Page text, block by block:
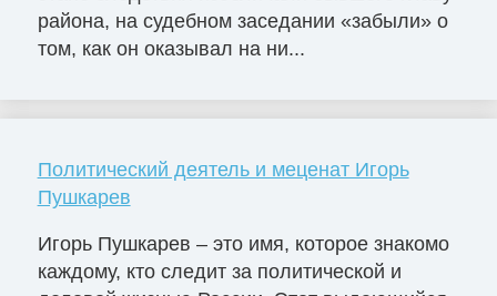
района, на судебном заседании «забыли» о
том, как он оказывал на ни...
Политический деятель и меценат Игорь
Пушкарев
Игорь Пушкарев – это имя, которое знакомо
каждому, кто следит за политической и